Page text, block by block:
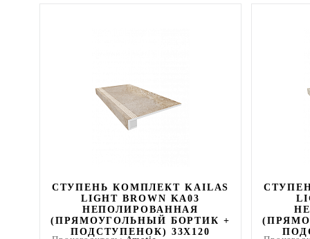
СТУПЕНЬ КОМПЛЕКТ KAILAS
LIGHT BROWN KA03
НЕПОЛИРОВАННАЯ
(ПРЯМОУГОЛЬНЫЙ БОРТИК +
ПОДСТУПЕНОК) 33X120